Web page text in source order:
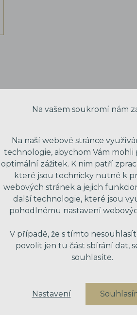
VAŠE
VÁŠ
Na vašem soukromí nám
Na naší webové stránce
technologie, abychom Vám
optimální zážitek. K nim patří
které jsou technicky nutné k
webových stránek a jejich
další technologie, které jsou
pohodlnému nastavení
V případě, že s tímto
povolit jen tu část sbírání dat,
souhlasíte.
Nastavení